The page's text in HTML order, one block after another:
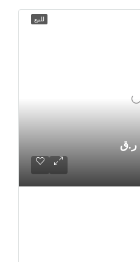
للبيع